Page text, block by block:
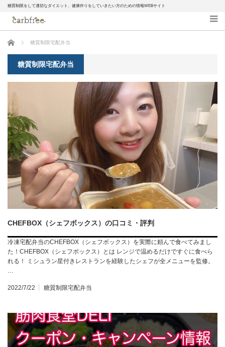
糖質制限をして適切なダイエット、健康作りをしていきたい方のための情報WEBサイト
ホーム 糖質制限宅配弁当
糖質制限宅配弁当
CHEFBOX（シェフボックス）の口コミ・評判
冷凍宅配弁当のCHEFBOX（シェフボックス）を実際に頼んで食べてみまし
た！CHEFBOX（シェフボックス）とは レンジで温めるだけですぐに食べら
れる！ ミシュラン星付きレストランを経験したシェフが全メニューを監修。
…
2022/7/22 糖質制限宅配弁当